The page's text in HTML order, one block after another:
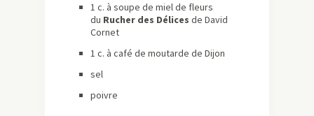
1 c. à soupe de miel de fleurs
du Rucher des Délices de David
Cornet
1 c. à café de moutarde de Dijon
sel
poivre